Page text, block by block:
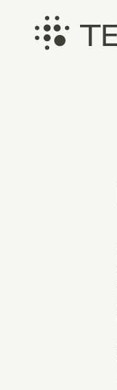
contenido